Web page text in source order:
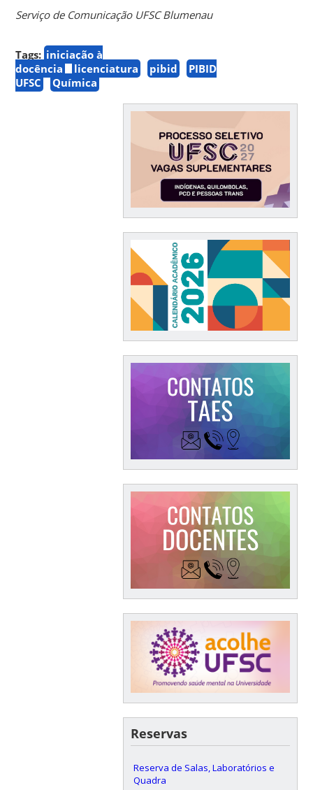
Serviço de Comunicação UFSC Blumenau
Tags: iniciação à
docência
licenciatura pibid
PIBID
UFSC
Química
Reservas
Reserva de Salas, Laboratórios e
Quadra